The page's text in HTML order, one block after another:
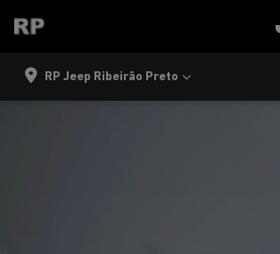
RP Jeep Ribeirão Preto